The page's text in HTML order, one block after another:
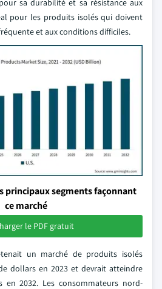
sa durabilité et sa résistance aux
pour les produits isolés qui doivent
et aux conditions difficiles.
principaux segments façonnant
ce marché
le PDF gratuit
un marché de produits isolés
dollars en 2023 et devrait atteindre
en 2032. Les consommateurs nord-